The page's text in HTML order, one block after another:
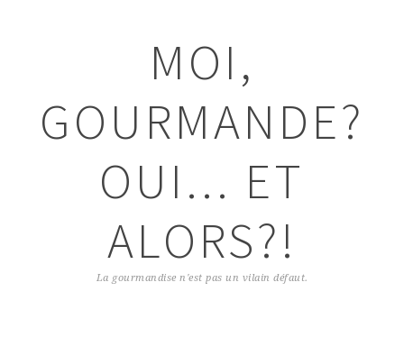
principale
MOI,
GOURMANDE?
OUI... ET
ALORS?!
La gourmandise n'est pas un vilain défaut.